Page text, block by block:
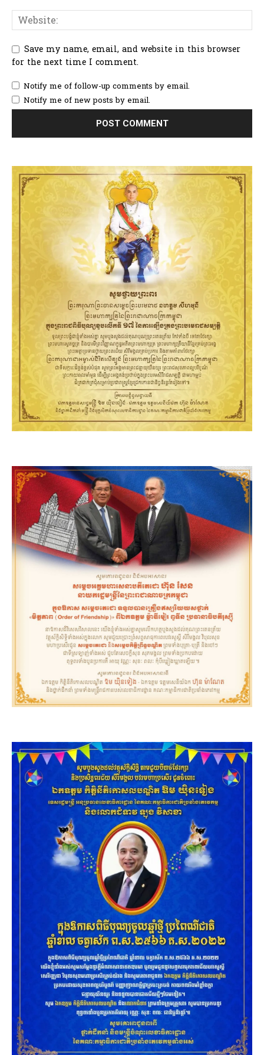
Save my name, email, and website in this browser
for the next time I comment.
Notify me of follow-up comments by email.
Notify me of new posts by email.